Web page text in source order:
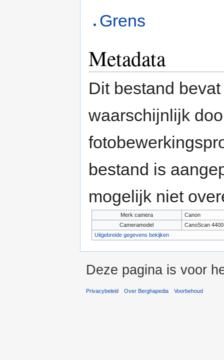
Grens
Metadata
Dit bestand
waarschijnlijk
bestand is
mogelijk niet
Merk camera
Canon
Cameramodel
CanoScan
Uitgebreide gegevens bekijken
Deze pagina is voor
Privacybeleid Over Berghapedia Voorbehoud